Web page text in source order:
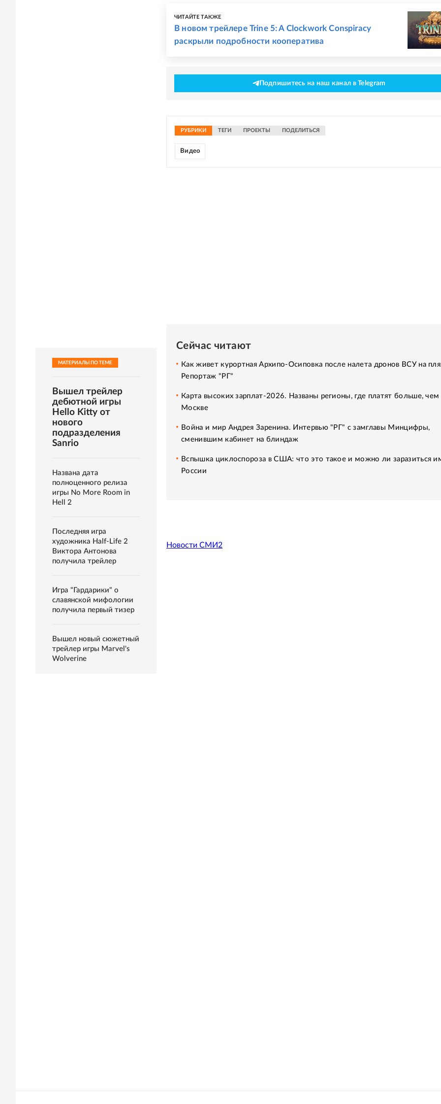
МАТЕРИАЛЫ ПО ТЕМЕ
Вышел трейлер
дебютной игры
Hello Kitty от
нового
подразделения
Sanrio
Названа дата
полноценного релиза
игры No More Room in
Hell 2
Последняя игра
художника Half-Life 2
Виктора Антонова
получила трейлер
Игра "Гардарики" о
славянской мифологии
получила первый тизер
Вышел новый сюжетный
трейлер игры Marvel's
Wolverine
ЧИТАЙТЕ ТАКЖЕ
В новом трейлере Trine 5: A Clockwork Conspiracy
раскрыли подробности кооператива
Подпишитесь на наш канал в Telegram
РУБРИКИ ТЕГИ ПРОЕКТЫ ПОДЕЛИТЬСЯ
Видео
Сейчас читают
Как живет курортная Архипо-Осиповка после налета дронов ВСУ на
Репортаж "РГ"
Карта высоких зарплат-2026. Названы регионы, где платят больше, чем
Москве
Война и мир Андрея Заренина. Интервью "РГ" с замглавы Минцифры,
сменившим кабинет на блиндаж
Вспышка циклоспороза в США: что это такое и можно ли заразиться
России
Новости СМИ2